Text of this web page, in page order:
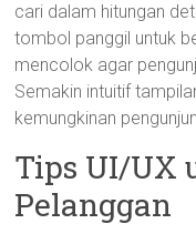
cari dalam hitungan
tombol panggil untuk
mencolok agar
Semakin intuitif
kemungkinan
Tips UI/UX
Pelanggan